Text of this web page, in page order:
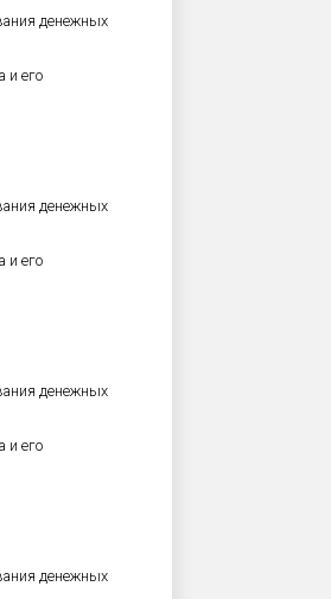
денежных
и его
денежных
и его
денежных
и его
денежных